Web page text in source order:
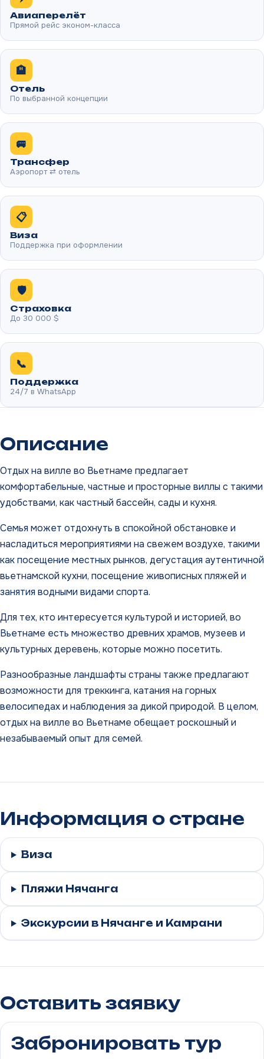
Авиаперелёт
Прямой рейс эконом-класса
🏨
Отель
По выбранной концепции
🚐
Трансфер
Аэропорт ⇄ отель
📋
Виза
Поддержка при оформлении
🛡️
Страховка
До 30 000 $
📞
Поддержка
24/7 в WhatsApp
Описание
Отдых на вилле во Вьетнаме предлагает
комфортабельные, частные и просторные виллы с такими
удобствами, как частный бассейн, сады и кухня.
Семья может отдохнуть в спокойной обстановке и
насладиться мероприятиями на свежем воздухе, такими
как посещение местных рынков, дегустация аутентичной
вьетнамской кухни, посещение живописных пляжей и
занятия водными видами спорта.
Для тех, кто интересуется культурой и историей, во
Вьетнаме есть множество древних храмов, музеев и
культурных деревень, которые можно посетить.
Разнообразные ландшафты страны также предлагают
возможности для треккинга, катания на горных
велосипедах и наблюдения за дикой природой. В целом,
отдых на вилле во Вьетнаме обещает роскошный и
незабываемый опыт для семей.
Информация о стране
Виза
Пляжи Нячанга
Экскурсии в Нячанге и Камрани
Оставить заявку
Забронировать тур